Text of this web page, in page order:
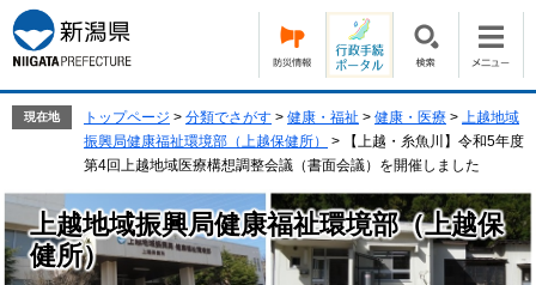
ー
ジ
の
ニ
ュ
ー
本
文
現在地 トップページ > 分類でさがす > 健康・福祉 > 健康・医療 > 上越地域
振興局健康福祉環境部（上越保健所）
>
【上越・糸魚川】令和5年度
第4回上越地域医療構想調整会議（書面会議）を開催しました
上越地域振興局健康福祉環境部（上越保
健所）